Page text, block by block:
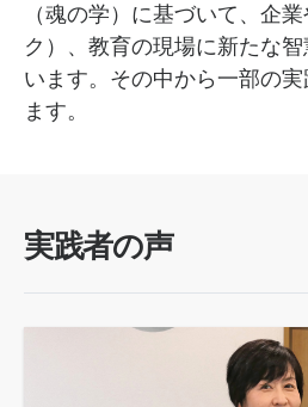
（魂の学）に基づいて、企
ク）、教育の現場に新たな
います。その中から一部の
ます。
実践者の声